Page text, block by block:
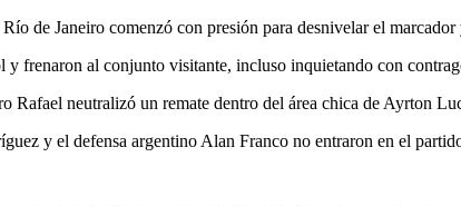
de Janeiro comenzó con presión para desnivelar el
y frenaron al conjunto visitante, incluso inquietando con
Rafael neutralizó un remate dentro del área chica de Ayrton
y el defensa argentino Alan Franco no entraron en el